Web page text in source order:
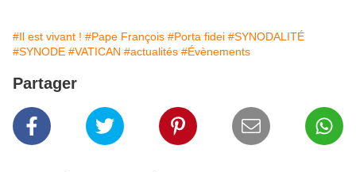
#Il est vivant ! #Pape François #Porta fidei #SYNODALITÉ
#SYNODE #VATICAN #actualités #Évènements
Partager